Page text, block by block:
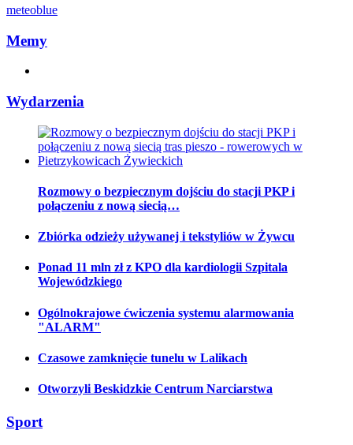
meteoblue
Memy
Wydarzenia
Rozmowy o bezpiecznym dojściu do stacji PKP i
połączeniu z nową siecią…
Zbiórka odzieży używanej i tekstyliów w Żywcu
Ponad 11 mln zł z KPO dla kardiologii Szpitala
Wojewódzkiego
Ogólnokrajowe ćwiczenia systemu alarmowania
"ALARM"
Czasowe zamknięcie tunelu w Lalikach
Otworzyli Beskidzkie Centrum Narciarstwa
Sport